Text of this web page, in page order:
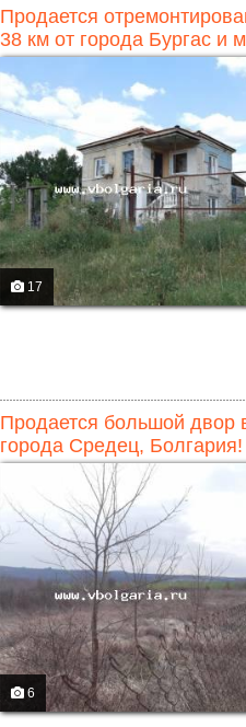
Продается
38 км от города Бургас и
17
Продается большой двор
города Средец, Болгария!
6